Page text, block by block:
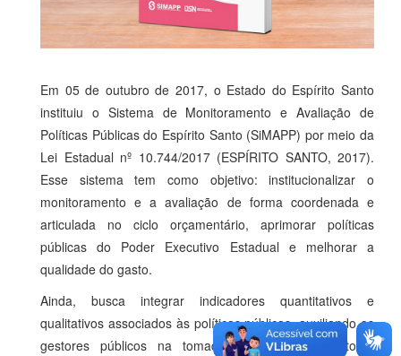
Em 05 de outubro de 2017, o Estado do Espírito Santo
instituiu o Sistema de Monitoramento e Avaliação de
Políticas Públicas do Espírito Santo (SiMAPP) por meio da
Lei Estadual nº 10.744/2017 (ESPÍRITO SANTO, 2017).
Esse sistema tem como objetivo: institucionalizar o
monitoramento e a avaliação de forma coordenada e
articulada no ciclo orçamentário, aprimorar políticas
públicas do Poder Executivo Estadual e melhorar a
qualidade do gasto.
Ainda, busca integrar indicadores quantitativos e
qualitativos associados às políticas públicas, auxiliando os
gestores públicos na tomada de decisão quanto à